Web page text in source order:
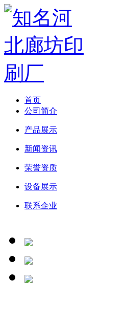
首页
公司简介
产品展示
新闻资讯
荣誉资质
设备展示
联系企业